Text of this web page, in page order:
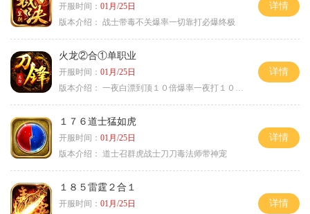
开服时间： 01月/25日
版本介绍： 战士带毒不关爆率一切靠打必爆终极
详情
火龙②合①单职业
开服时间： 01月/25日
版本介绍： 一夜白漂到顶１０倍爆率一夜打１０００充
详情
１７６道士猛如虎
开服时间： 01月/25日
版本介绍： 道士召群虎战士刀刀毒法师带神宠
详情
１８５雷霆２合１
开服时间： 01月/25日
详情